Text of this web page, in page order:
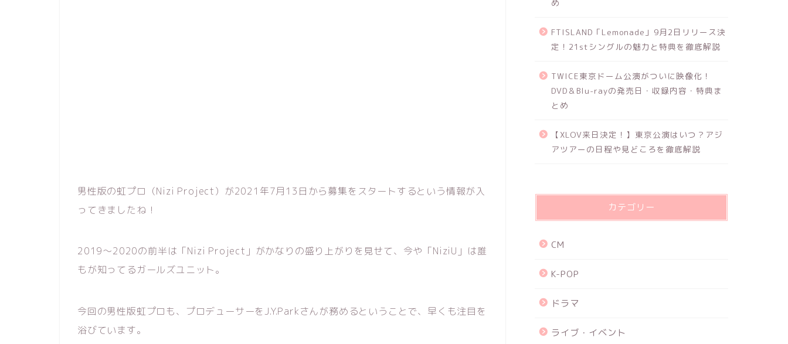
男性版の虹プロ（Nizi Project）が2021年7月13日から募集をスタートするという情報が入
ってきましたね！
2019～2020の前半は「Nizi Project」がかなりの盛り上がりを見せて、今や「NiziU」は誰
もが知ってるガールズユニット。
今回の男性版虹プロも、プロデューサーをJ.Y.Parkさんが務めるということで、早くも注目を
浴びています。
め
FTISLAND「Lemonade」9月2日リリース決
定！21stシングルの魅力と特典を徹底解説
TWICE東京ドーム公演がついに映像化！
DVD＆Blu-rayの発売日・収録内容・特典ま
とめ
【XLOV来日決定！】東京公演はいつ？アジ
アツアーの日程や見どころを徹底解説
カテゴリー
CM
K-POP
ドラマ
ライブ・イベント